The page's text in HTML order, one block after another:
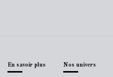
En savoir plus Nos univers